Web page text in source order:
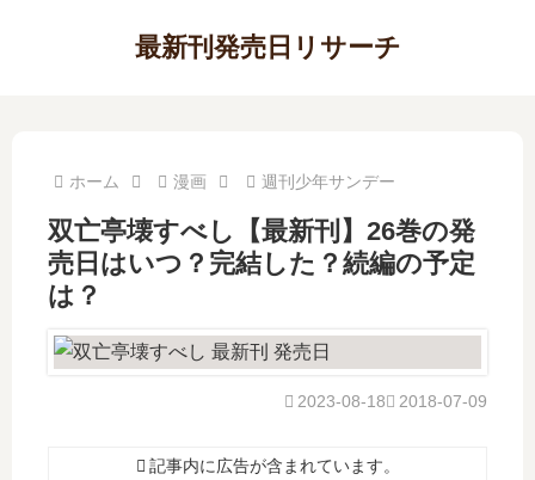
最新刊発売日リサーチ
ホーム 漫画 週刊少年サンデー
双亡亭壊すべし【最新刊】26巻の発
売日はいつ？完結した？続編の予定
は？
2018-07-09
2023-08-18
記事内に広告が含まれています。